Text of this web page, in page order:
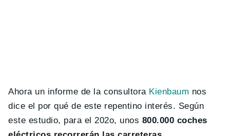
Ahora un informe de la consultora Kienbaum nos
dice el por qué de este repentino interés. Según
este estudio, para el 202o, unos 800.000 coches